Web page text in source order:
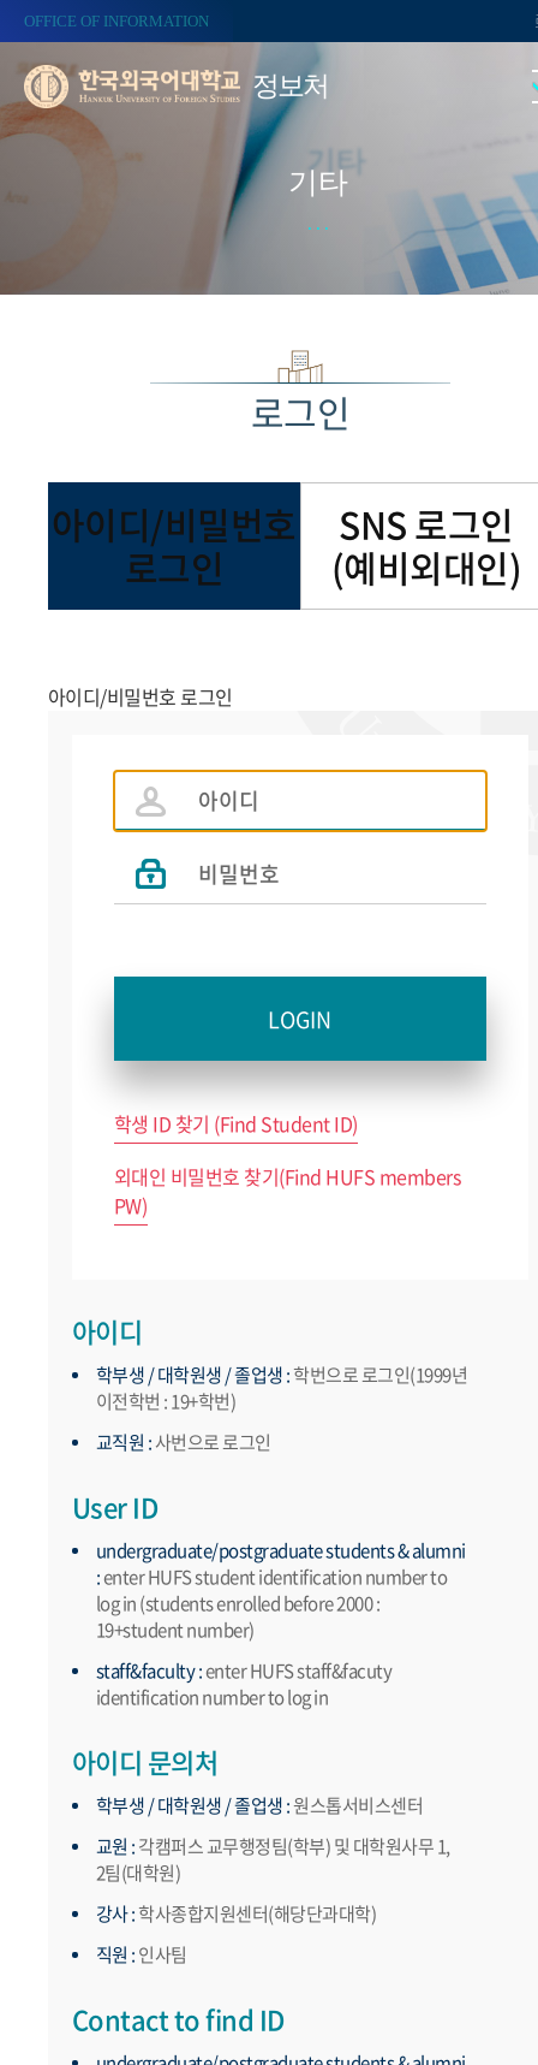
OFFICE OF INFORMATION
정보처
기타
로그인
아이디/비밀번호
로그인
SNS 로그인
(예비외대인)
아이디/비밀번호 로그인
학생 ID 찾기 (Find Student ID)
외대인 비밀번호 찾기(Find HUFS members
PW)
아이디
학부생 / 대학원생 / 졸업생 :학번으로 로그인(1999년
이전학번 : 19+학번)
교직원 :사번으로 로그인
User ID
undergraduate/postgraduate students & alumni
:enter HUFS student identification number to
log in (students enrolled before 2000 :
19+student number)
staff&faculty :enter HUFS staff&facuty
identification number to log in
아이디 문의처
학부생 / 대학원생 / 졸업생 :원스톱서비스센터
교원 :각캠퍼스 교무행정팀(학부) 및 대학원사무 1,
2팀(대학원)
강사 :학사종합지원센터(해당단과대학)
직원 :인사팀
Contact to find ID